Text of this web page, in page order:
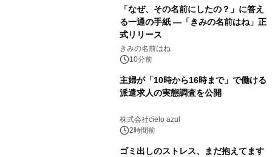
「なぜ、その名前にしたの？」に答え
る一通の手紙 ―「きみの名前はね」正
式リリース
きみの名前はね
10分前
主婦が「10時から16時まで」で働ける
派遣求人の実態調査を公開
株式会社cielo azul
2時間前
ゴミ出しのストレス、まだ抱えてます